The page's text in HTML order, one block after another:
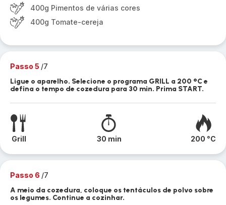
400g Pimentos de várias cores
400g Tomate-cereja
Passo 5 /7
Ligue o aparelho. Selecione o programa GRILL a 200 °C e
defina o tempo de cozedura para 30 min. Prima START.
Grill 30 min 200 °C
Passo 6 /7
A meio da cozedura, coloque os tentáculos de polvo sobre
os legumes. Continue a cozinhar.